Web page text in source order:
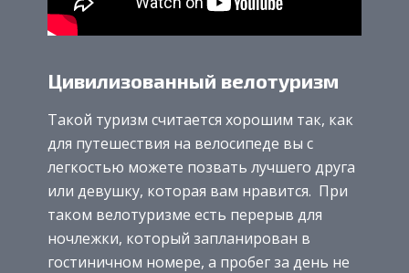
Цивилизованный велотуризм
Такой туризм считается хорошим так, как
для путешествия на велосипеде вы с
легкостью можете позвать лучшего друга
или девушку, которая вам нравится. При
таком велотуризме есть перерыв для
ночлежки, который запланирован в
гостиничном номере, а пробег за день не